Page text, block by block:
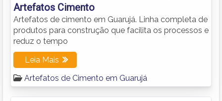
Artefatos Cimento
Artefatos de cimento em Guarujá. Linha completa de
produtos para construção que facilita os processos e
reduz o tempo
Leia Mais
Artefatos de Cimento em Guarujá